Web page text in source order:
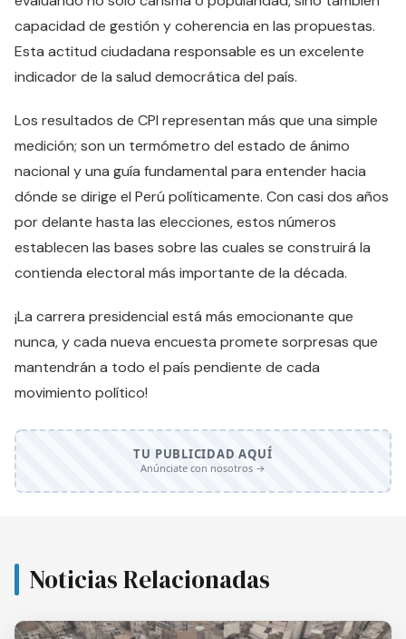
capacidad de gestión y coherencia en las propuestas.
Esta actitud ciudadana responsable es un excelente
indicador de la salud democrática del país.
Los resultados de CPI representan más que una simple
medición; son un termómetro del estado de ánimo
nacional y una guía fundamental para entender hacia
dónde se dirige el Perú políticamente. Con casi dos años
por delante hasta las elecciones, estos números
establecen las bases sobre las cuales se construirá la
contienda electoral más importante de la década.
¡La carrera presidencial está más emocionante que
nunca, y cada nueva encuesta promete sorpresas que
mantendrán a todo el país pendiente de cada
movimiento político!
TU PUBLICIDAD AQUÍ
Anúnciate con nosotros →
Noticias Relacionadas